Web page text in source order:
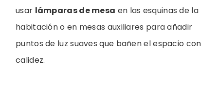
usar lámparas de mesa en las esquinas de la
habitación o en mesas auxiliares para añadir
puntos de luz suaves que bañen el espacio con
calidez.